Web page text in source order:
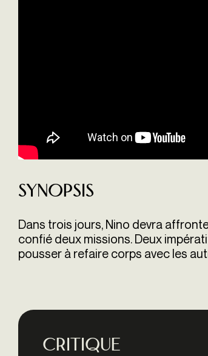
Synopsis
Dans trois jours, Nino devra
confié deux missions. Deux
pousser à refaire corps avec les
Critique